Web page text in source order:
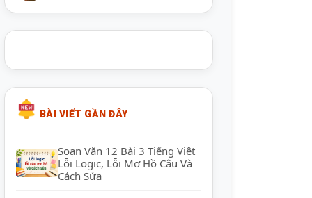
BÀI VIẾT GẦN ĐÂY
Soạn Văn 12 Bài 3 Tiếng Việt
Lỗi Logic, Lỗi Mơ Hồ Câu Và
Cách Sửa